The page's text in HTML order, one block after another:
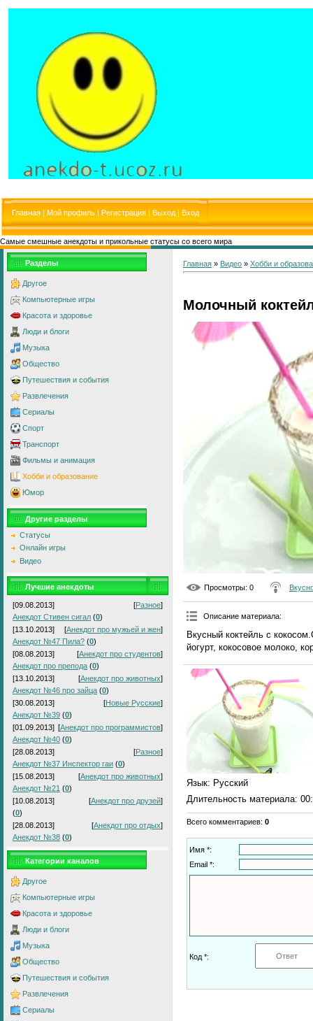
Главная | Мой профиль | Регистрация | Выход | Вход
Самые смешные анекдоты и прикольные статусы со всего мира
Разделы
Другое
Компьютерные игры
Красота и здоровье
Люди и блоги
Музыка
Общество
Путешествия и события
Развлечения
Сериалы
Спорт
Транспорт
Фильмы и анимация
Хобби и образование
Юмор
Другие разделы
Статусы
Онлайн игры
Видео
Лучшие анекдоты
[09.08.2013] [Разное]
Анекдот Стивен сигал (0)
[13.10.2013]
[Анекдот про мужьей и жен]
Анекдот №47 Пила? (0)
[08.08.2013]
[Анекдот про студентов]
Анекдот про препода (0)
[13.10.2013]
[Анекдот про животных]
Анекдот №46 про зайца (0)
[30.08.2013]
[Новые Русские]
Анекдот №39 (0)
[01.09.2013] [Анекдот про программистов]
Анекдот №40 (0)
[28.08.2013]
[Разное]
Анекдот №37 Инспектор гаи (0)
[15.08.2013]
[Анекдот про животных]
Анекдот №21 (0)
[10.08.2013]
[Анекдот про друзей]
(0)
[28.08.2013]
[Анекдот про отдых]
Анекдот №38 (0)
Категории каналов
Другое
Компьютерные игры
Красота и здоровье
Люди и блоги
Музыка
Общество
Путешествия и события
Развлечения
Сериалы
Главная » Видео » Хобби и
Молочный
Просмотры: 0
Описание материала:
Вкусный коктейль с
йогурт, кокосовое молоко,
Язык: Русский
Длительность материала:
Всего комментариев: 0
Имя *:
Email *:
Код *: